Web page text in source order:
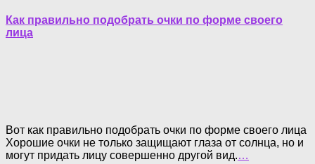
Как правильно подобрать очки по форме своего
лица
Вот как правильно подобрать очки по форме своего лица
Хорошие очки не только защищают глаза от солнца, но и
могут придать лицу совершенно другой вид.…